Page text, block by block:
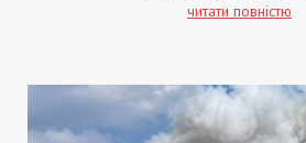
читати повністю